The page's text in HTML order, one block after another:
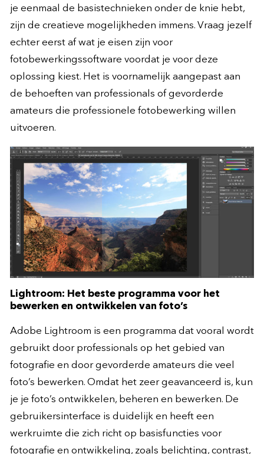
je eenmaal de basistechnieken onder de knie hebt,
zijn de creatieve mogelijkheden immens. Vraag jezelf
echter eerst af wat je eisen zijn voor
fotobewerkingssoftware voordat je voor deze
oplossing kiest. Het is voornamelijk aangepast aan
de behoeften van professionals of gevorderde
amateurs die professionele fotobewerking willen
uitvoeren.
Lightroom: Het beste programma voor het
bewerken en ontwikkelen van foto’s
Adobe Lightroom is een programma dat vooral wordt
gebruikt door professionals op het gebied van
fotografie en door gevorderde amateurs die veel
foto’s bewerken. Omdat het zeer geavanceerd is, kun
je je foto’s ontwikkelen, beheren en bewerken. De
gebruikersinterface is duidelijk en heeft een
werkruimte die zich richt op basisfuncties voor
fotografie en ontwikkeling, zoals belichting, contrast,